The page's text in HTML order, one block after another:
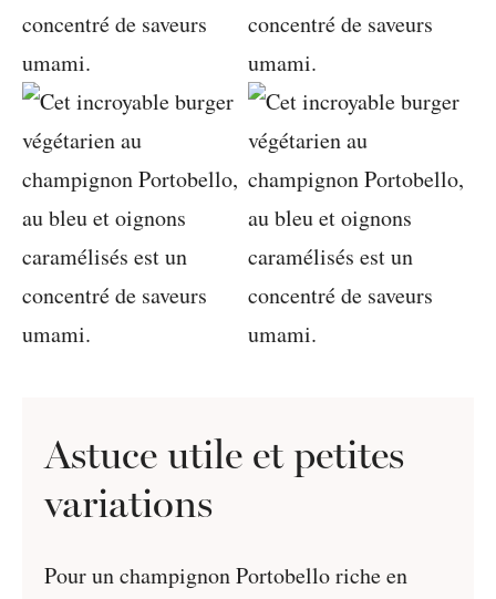
Astuce utile et petites
variations
Pour un champignon Portobello riche en